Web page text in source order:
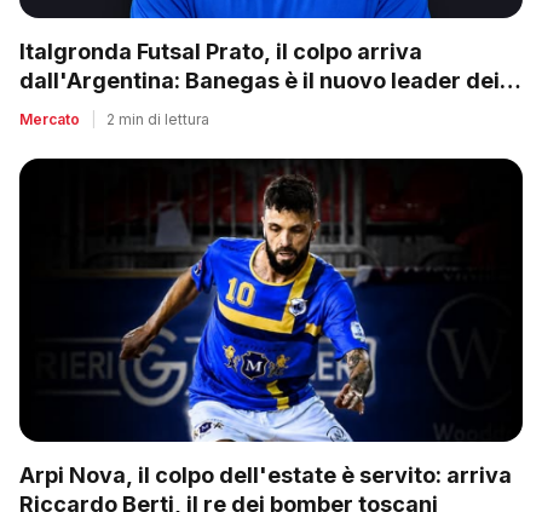
Italgronda Futsal Prato, il colpo arriva
dall'Argentina: Banegas è il nuovo leader dei
biancazzurri
Mercato 2 min di lettura
Arpi Nova, il colpo dell'estate è servito: arriva
Riccardo Berti, il re dei bomber toscani